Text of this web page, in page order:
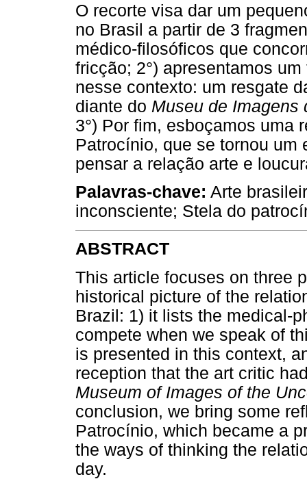
O recorte visa dar um
no Brasil a partir de 3
médico-filosóficos que
fricção; 2°) apresentamos
nesse contexto: um resgate
diante do Museu de Imagens
3°) Por fim, esboçamos uma
Patrocínio, que se tornou um
pensar a relação arte e
Palavras-chave: Arte
inconsciente; Stela do
ABSTRACT
This article focuses on three
historical picture of the
Brazil: 1) it lists the medical-
compete when we speak of
is presented in this context,
reception that the art critic
Museum of Images of the
conclusion, we bring some
Patrocínio, which became a
the ways of thinking the
day.